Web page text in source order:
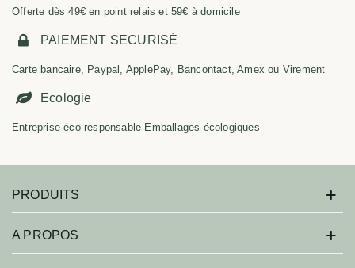
Offerte dès 49€ en point relais et 59€ à domicile
PAIEMENT SECURISÉ
Carte bancaire, Paypal, ApplePay, Bancontact, Amex ou Virement
Ecologie
Entreprise éco-responsable Emballages écologiques
PRODUITS
A PROPOS